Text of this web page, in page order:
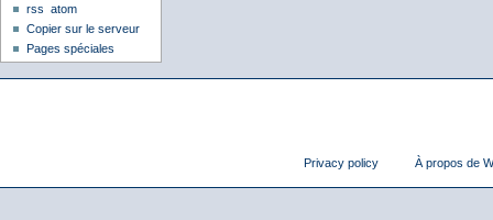
rss
atom
Copier sur le serveur
Pages spéciales
Privacy policy À propos de